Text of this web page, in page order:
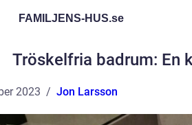
FAMILJENS-HUS.se
Tröskelfria badrum: En
2023 Jon Larsson